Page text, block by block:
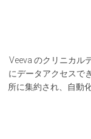
Veeva のクリニカル
にデータアクセスで
所に集約され、自動